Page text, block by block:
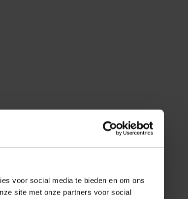
voor social media te bieden en om ons
site met onze partners voor social